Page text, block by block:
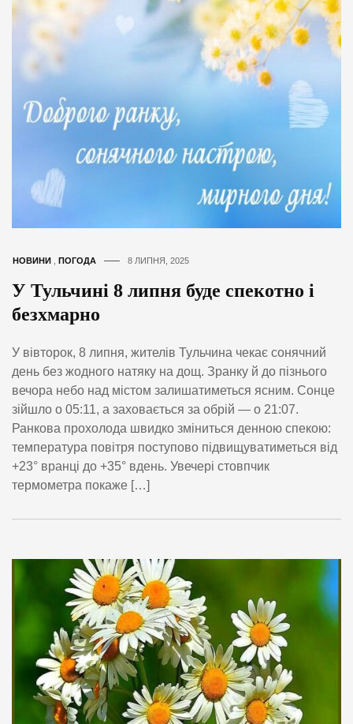
НОВИНИ ПОГОДА 8 ЛИПНЯ, 2025
У Тульчині 8 липня буде спекотно і
безхмарно
У вівторок, 8 липня, жителів Тульчина чекає сонячний
день без жодного натяку на дощ. Зранку й до пізнього
вечора небо над містом залишатиметься ясним. Сонце
зійшло о 05:11, а заховається за обрій — о 21:07.
Ранкова прохолода швидко зміниться денною спекою:
температура повітря поступово підвищуватиметься від
+23° вранці до +35° вдень. Увечері стовпчик
термометра покаже […]